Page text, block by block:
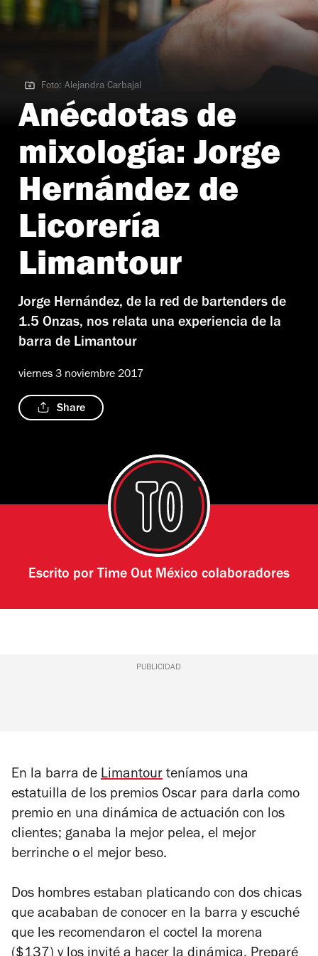
Foto: Alejandra Carbajal
Foto: Alejandra Carbajal
Anécdotas de
mixología: Jorge
Hernández de
Licorería
Limantour
Jorge Hernández, de la red de bartenders de
1.5 Onzas, nos relata una experiencia de la
barra de Limantour
viernes 3 noviembre 2017
Share
Escrito por Time Out México colaboradores
PUBLICIDAD
En la barra de Limantour teníamos una
estatuilla de los premios Oscar para darla como
premio en una dinámica de actuación con los
clientes; ganaba la mejor pelea, el mejor
berrinche o el mejor beso.
Dos hombres estaban platicando con dos chicas
que acababan de conocer en la barra y escuché
que les recomendaron el coctel la morena